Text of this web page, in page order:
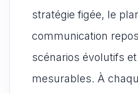
stratégie figée, le
communication
scénarios évolutifs
mesurables. À